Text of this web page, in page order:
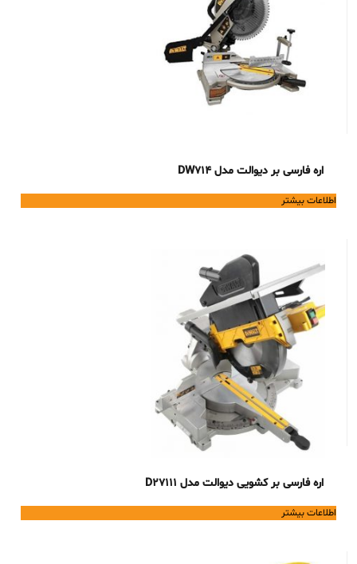
اره فارسی بر دیوالت مدل DW714
اطلاعات بیشتر
اره فارسی بر کشویی دیوالت مدل D27111
اطلاعات بیشتر